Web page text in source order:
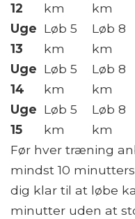
12
km
km
Uge
13
Løb 5
km
Løb 8
km
Uge
14
Løb 5
km
Løb 8
km
Uge
15
Løb 5
km
Løb 8
km
Før hver træning
mindst 10
dig klar til at løbe
minutter uden at